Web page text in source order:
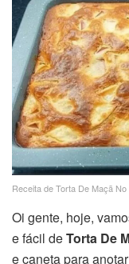
Receita de Torta De Maçã
Oi gente, hoje,
e fácil deTorta De
e caneta para